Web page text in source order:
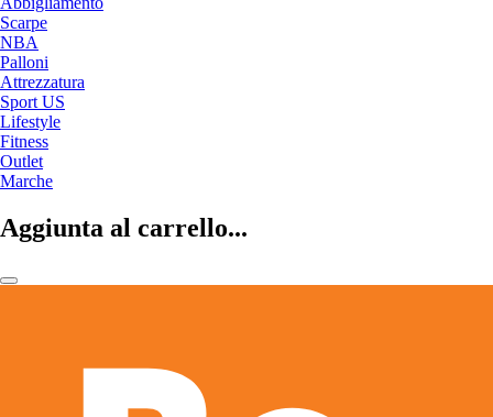
Scarpe
NBA
Palloni
Attrezzatura
Sport US
Lifestyle
Fitness
Outlet
Marche
Aggiunta al carrello...